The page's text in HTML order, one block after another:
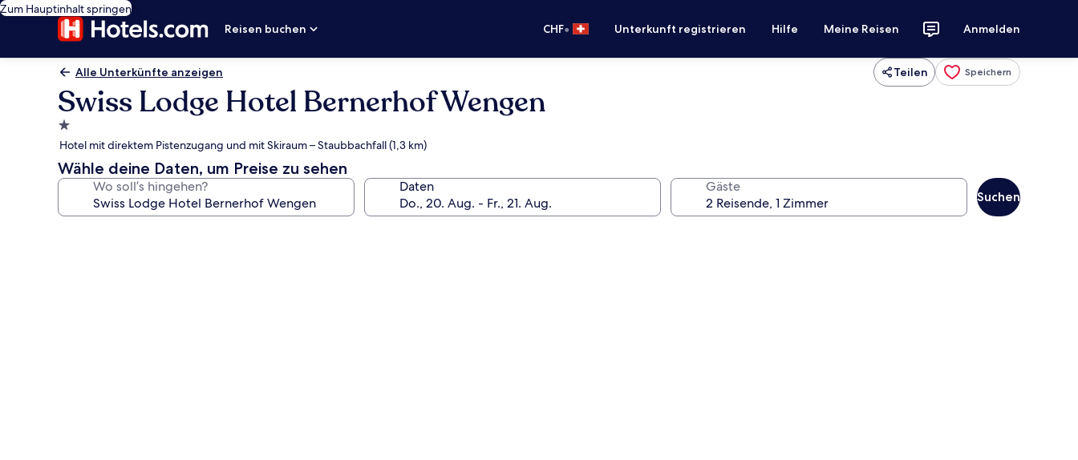
Zum Hauptinhalt springen
Reisen buchen
CHF• Unterkunft registrieren Hilfe Meine Reisen Anmelden
Alle Unterkünfte anzeigen Teilen Speichern
Swiss Lodge Hotel Bernerhof Wengen
1.0-
Stern-
Unterkunft
Hotel mit direktem Pistenzugang und mit Skiraum – Staubbachfall (1,3 km)
Wähle deine Daten, um Preise zu sehen
Wo soll’s hingehen? Daten Gäste
Suchen